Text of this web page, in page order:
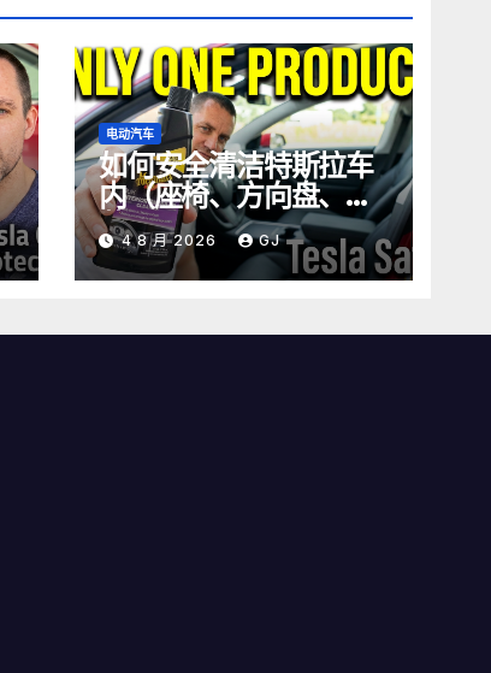
电动汽车
如何安全清洁特斯拉车
内（座椅、方向盘、屏
幕）
4 8 月 2026 GJ